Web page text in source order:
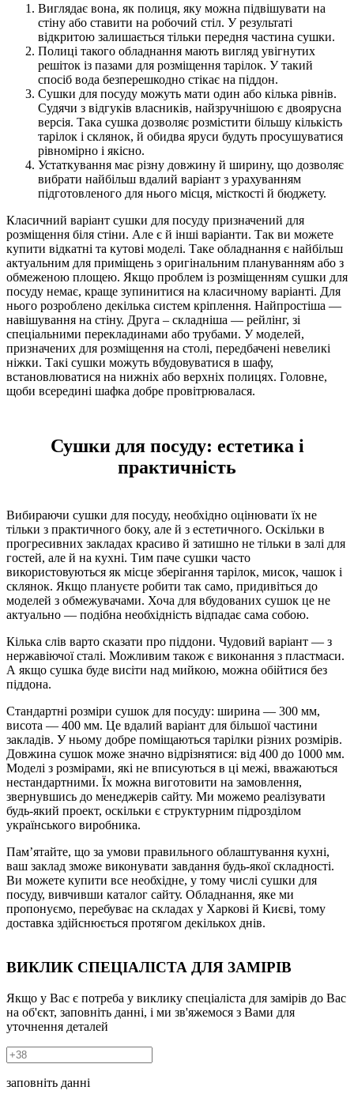
Виглядає вона, як полиця, яку можна підвішувати на
стіну або ставити на робочий стіл. У результаті
відкритою залишається тільки передня частина сушки.
Полиці такого обладнання мають вигляд увігнутих
решіток із пазами для розміщення тарілок. У такий
спосіб вода безперешкодно стікає на піддон.
Сушки для посуду можуть мати один або кілька рівнів.
Судячи з відгуків власників, найзручнішою є двоярусна
версія. Така сушка дозволяє розмістити більшу кількість
тарілок і склянок, й обидва яруси будуть просушуватися
рівномірно і якісно.
Устаткування має різну довжину й ширину, що дозволяє
вибрати найбільш вдалий варіант з урахуванням
підготовленого для нього місця, місткості й бюджету.
Класичний варіант сушки для посуду призначений для
розміщення біля стіни. Але є й інші варіанти. Так ви можете
купити відкатні та кутові моделі. Таке обладнання є найбільш
актуальним для приміщень з оригінальним плануванням або з
обмеженою площею. Якщо проблем із розміщенням сушки для
посуду немає, краще зупинитися на класичному варіанті. Для
нього розроблено декілька систем кріплення. Найпростіша —
навішування на стіну. Друга – складніша — рейлінг, зі
спеціальними перекладинами або трубами. У моделей,
призначених для розміщення на столі, передбачені невеликі
ніжки. Такі сушки можуть вбудовуватися в шафу,
встановлюватися на нижніх або верхніх полицях. Головне,
щоби всередині шафка добре провітрювалася.
Сушки для посуду: естетика і
практичність
Вибираючи сушки для посуду, необхідно оцінювати їх не
тільки з практичного боку, але й з естетичного. Оскільки в
прогресивних закладах красиво й затишно не тільки в залі для
гостей, але й на кухні. Тим паче сушки часто
використовуються як місце зберігання тарілок, мисок, чашок і
склянок. Якщо плануєте робити так само, придивіться до
моделей з обмежувачами. Хоча для вбудованих сушок це не
актуально — подібна необхідність відпадає сама собою.
Кілька слів варто сказати про піддони. Чудовий варіант — з
нержавіючої сталі. Можливим також є виконання з пластмаси.
А якщо сушка буде висіти над мийкою, можна обійтися без
піддона.
Стандартні розміри сушок для посуду: ширина — 300 мм,
висота — 400 мм. Це вдалий варіант для більшої частини
закладів. У ньому добре поміщаються тарілки різних розмірів.
Довжина сушок може значно відрізнятися: від 400 до 1000 мм.
Моделі з розмірами, які не вписуються в ці межі, вважаються
нестандартними. Їх можна виготовити на замовлення,
звернувшись до менеджерів сайту. Ми можемо реалізувати
будь-який проект, оскільки є структурним підрозділом
українського виробника.
Пам’ятайте, що за умови правильного облаштування кухні,
ваш заклад зможе виконувати завдання будь-якої складності.
Ви можете купити все необхідне, у тому числі сушки для
посуду, вивчивши каталог сайту. Обладнання, яке ми
пропонуємо, перебуває на складах у Харкові й Києві, тому
доставка здійснюється протягом декількох днів.
ВИКЛИК СПЕЦІАЛІСТА ДЛЯ ЗАМІРІВ
Якщо у Вас є потреба у виклику спеціаліста для замірів до Вас
на об'єкт, заповніть данні, і ми зв'яжемося з Вами для
уточнення деталей
заповніть данні